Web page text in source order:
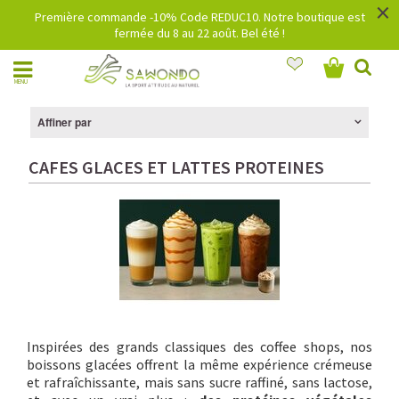
Première commande -10% Code REDUC10. Notre boutique est
fermée du 8 au 22 août. Bel été !
×
MENU
Affiner par
CAFES GLACES ET LATTES PROTEINES
Inspirées des grands classiques des coffee shops, nos
boissons glacées offrent la même expérience crémeuse
et rafraîchissante, mais sans sucre raffiné, sans lactose,